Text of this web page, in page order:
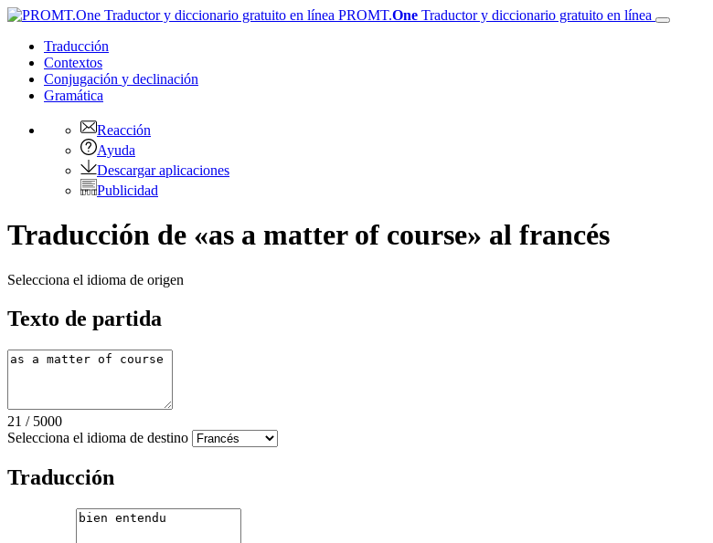
PROMT.One Traductor y diccionario gratuito en línea
Traducción
Contextos
Conjugación y declinación
Gramática
Reacción
Ayuda
Descargar aplicaciones
Publicidad
Traducción de «as a matter of course» al francés
Selecciona el idioma de origen
Texto de partida
21 / 5000
Selecciona el idioma de destino
Traducción